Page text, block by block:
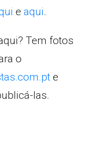
e aqui.
Tem fotos
o
e
las.